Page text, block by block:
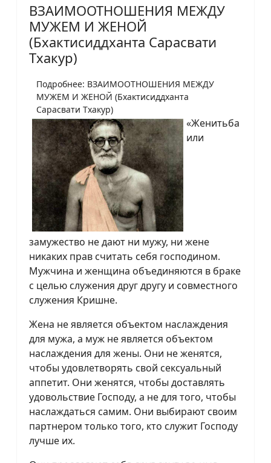
ВЗАИМООТНОШЕНИЯ МЕЖДУ
МУЖЕМ И ЖЕНОЙ
(Бхактисиддханта Сарасвати
Тхакур)
Подробнее: ВЗАИМООТНОШЕНИЯ МЕЖДУ
МУЖЕМ И ЖЕНОЙ (Бхактисиддханта
Сарасвати Тхакур)
«Женитьба
или
замужество не дают ни мужу, ни жене
никаких прав считать себя господином.
Мужчина и женщина объединяются в браке
с целью служения друг другу и совместного
служения Кришне.
Жена не является объектом наслаждения
для мужа, а муж не является объектом
наслаждения для жены. Они не женятся,
чтобы удовлетворять свой сексуальный
аппетит. Они женятся, чтобы доставлять
удовольствие Господу, а не для того, чтобы
наслаждаться самим. Они выбирают своим
партнером только того, кто служит Господу
лучше их.